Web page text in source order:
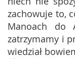
zachowuje to,
Manoach do
zatrzymamy i
wiedział